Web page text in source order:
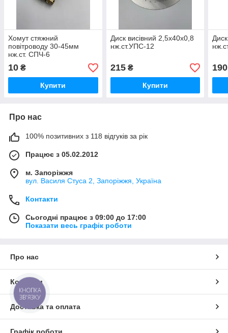
Хомут стяжний
повітроводу 30-45мм
нж.ст. СПЧ-6
10 ₴
Купити
Диск висівний 2,5х40х0,8
нж.ст.УПС-12
215₴
Купити
190
Про нас
100% позитивних з 118 відгуків за рік
Працює з 05.02.2012
м. Запоріжжя
вул. Василя Стуса 2, Запоріжжя, Україна
Контакти
Сьогодні працює з 09:00 до 17:00
Показати весь графік роботи
Про нас
Контакти
Доставка та оплата
КНОПКА
ЗВ'ЯЗКУ